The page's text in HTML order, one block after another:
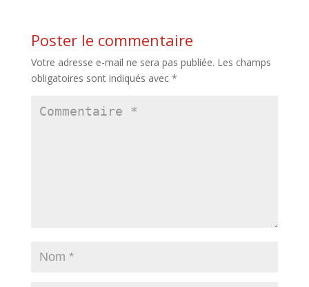
Poster le commentaire
Votre adresse e-mail ne sera pas publiée. Les champs
obligatoires sont indiqués avec *